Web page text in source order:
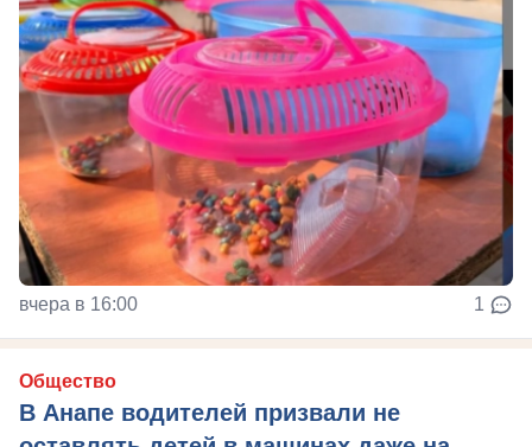
вчера в 16:00 1
Общество
В Анапе водителей призвали не